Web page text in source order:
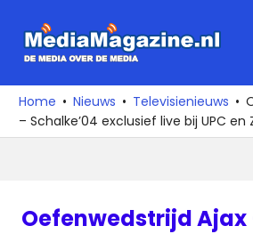
naar
media
over
de
Home Nieuws Televisienieuws
– Schalke’04 exclusief live bij UPC en
Oefenwedstrijd Ajax